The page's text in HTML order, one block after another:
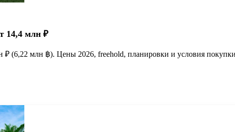
14,4 млн ₽
₽ (6,22 млн ฿). Цены 2026, freehold, планировки и условия